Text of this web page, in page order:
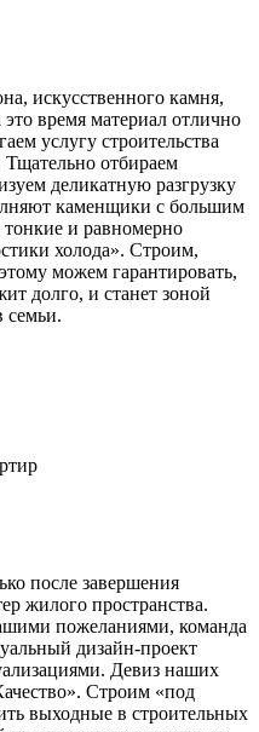
искусственного камня,
время материал отлично
услугу строительства
Тщательно отбираем
деликатную разгрузку
каменщики с большим
и равномерно
холода». Строим,
можем гарантировать,
долго, и станет зоной
семьи.
после завершения
жилого пространства.
пожеланиями, команда
дизайн-проект
Девиз наших
Строим «под
выходные в строительных